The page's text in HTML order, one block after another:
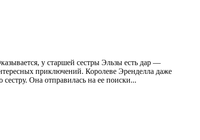
у старшей сестры Эльзы есть дар —
приключений. Королеве Эренделла даже
Она отправилась на ее поиски...